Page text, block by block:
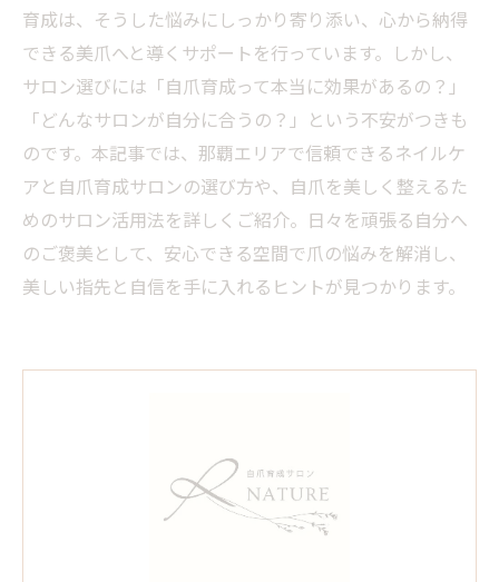
育成は、そうした悩みにしっかり寄り添い、心から納得
できる美爪へと導くサポートを行っています。しかし、
サロン選びには「自爪育成って本当に効果があるの？」
「どんなサロンが自分に合うの？」という不安がつきも
のです。本記事では、那覇エリアで信頼できるネイルケ
アと自爪育成サロンの選び方や、自爪を美しく整えるた
めのサロン活用法を詳しくご紹介。日々を頑張る自分へ
のご褒美として、安心できる空間で爪の悩みを解消し、
美しい指先と自信を手に入れるヒントが見つかります。